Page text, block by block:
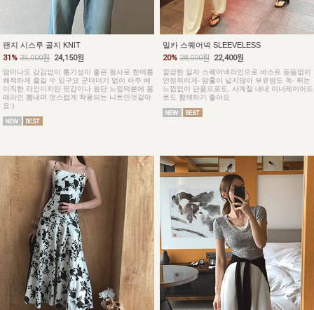
팬지 시스루 골지 KNIT
31% 35,000원 24,150원
땀이나도 감김없이 통기성이 좋은 원사로 한여름
쾌적하게 즐길 수 있구요 군더더기 없이 아주 베
이직한 라인이지만 핏감이나 원단 느낌덕분에 몸
매라인 뽐내며 멋스럽게 착용되는 니트인것같아
요:)
밀카 스퀘어넥 SLEEVELESS
20% 28,000원 22,400원
깔끔한 일자 스퀘어넥라인으로 바스트 듣뜸없이
안정적이게- 암홀이 넓지않아 부유방도 쏙- 튀는
느낌없이 단품으로도, 사계절 내내 이너레이어드
로도 함께하기 좋아요